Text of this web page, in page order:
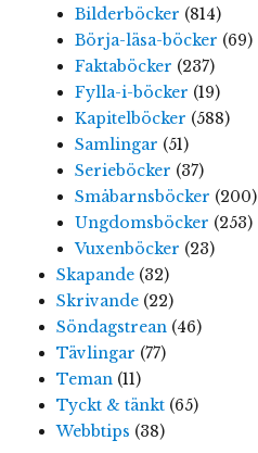
Bilderböcker (814)
Börja-läsa-böcker (69)
Faktaböcker (237)
Fylla-i-böcker (19)
Kapitelböcker (588)
Samlingar (51)
Serieböcker (37)
Småbarnsböcker (200)
Ungdomsböcker (253)
Vuxenböcker (23)
Skapande(32)
Skrivande(22)
Söndagstrean(46)
Tävlingar (77)
Teman(11)
Tyckt & tänkt(65)
Webbtips (38)